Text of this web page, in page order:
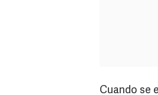
Cuando se